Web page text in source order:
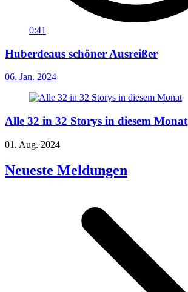
0:41
Huberdeaus schöner Ausreißer
06. Jan. 2024
Alle 32 in 32 Storys in diesem Monat
01. Aug. 2024
Neueste Meldungen